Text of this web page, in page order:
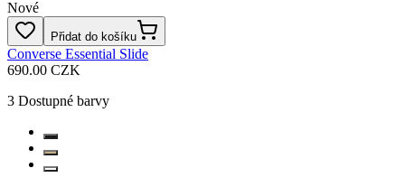
Nové
Přidat do košíku
Converse Essential Slide
690.00 CZK
3 Dostupné barvy